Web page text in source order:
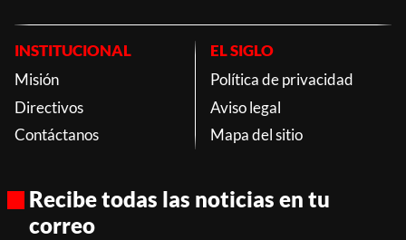
INSTITUCIONAL
Misión
Directivos
Contáctanos
EL SIGLO
Política de privacidad
Aviso legal
Mapa del sitio
Recibe todas las noticias en tu
correo